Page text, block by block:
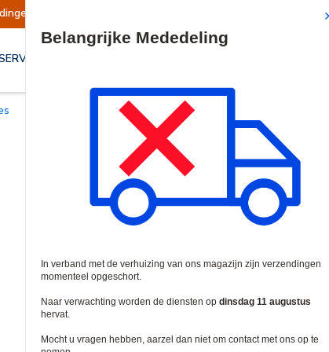
Verzendingen worden op
& OPLOSSINGEN